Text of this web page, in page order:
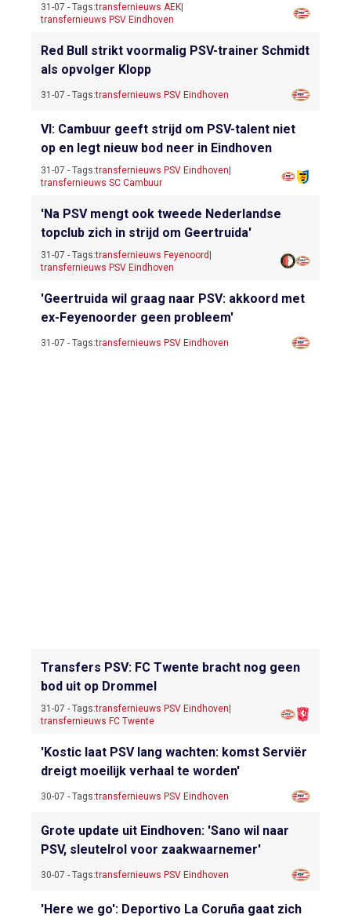
31-07 - Tags:transfernieuws AEK
transfernieuws PSV Eindhoven
Red Bull strikt voormalig PSV-trainer Schmidt
als opvolger Klopp
31-07 - Tags:transfernieuws PSV Eindhoven
VI: Cambuur geeft strijd om PSV-talent niet
op en legt nieuw bod neer in Eindhoven
31-07 - Tags:transfernieuws PSV Eindhoven
transfernieuws SC Cambuur
'Na PSV mengt ook tweede Nederlandse
topclub zich in strijd om Geertruida'
31-07 - Tags:transfernieuws Feyenoord
transfernieuws PSV Eindhoven
'Geertruida wil graag naar PSV: akkoord met
ex-Feyenoorder geen probleem'
31-07 - Tags:transfernieuws PSV Eindhoven
Transfers PSV: FC Twente bracht nog geen
bod uit op Drommel
31-07 - Tags:transfernieuws PSV Eindhoven
transfernieuws FC Twente
'Kostic laat PSV lang wachten: komst Serviër
dreigt moeilijk verhaal te worden'
30-07 - Tags:transfernieuws PSV Eindhoven
Grote update uit Eindhoven: 'Sano wil naar
PSV, sleutelrol voor zaakwaarnemer'
30-07 - Tags:transfernieuws PSV Eindhoven
'Here we go': Deportivo La Coruña gaat zich